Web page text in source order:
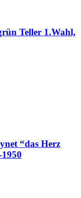
Teller 1.Wahl,
“das Herz